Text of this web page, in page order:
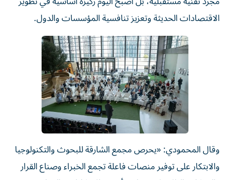
الاقتصادات الحديثة وتعزيز تنافسية المؤسسات والدول.
وقال المحمودي: «يحرص مجمع الشارقة للبحوث والتكنولوجيا
والابتكار على توفير منصات فاعلة تجمع الخبراء وصناع القرار